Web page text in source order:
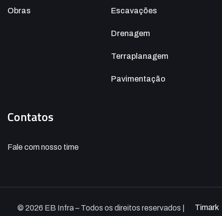
Obras Escavações
Drenagem
Terraplanagem
Pavimentação
Contatos
Fale com nosso time
© 2026 EB Infra – Todos os direitos reservados |
Timark